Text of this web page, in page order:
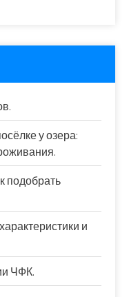
у озера:
подобрать
и
ЧФК.